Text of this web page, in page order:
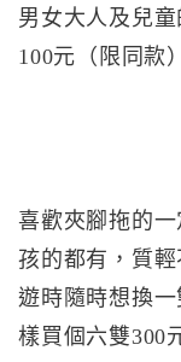
男女大人及兒
100元（限同款
喜歡夾腳拖的
孩的都有，質
遊時隨時想換
樣買個六雙300